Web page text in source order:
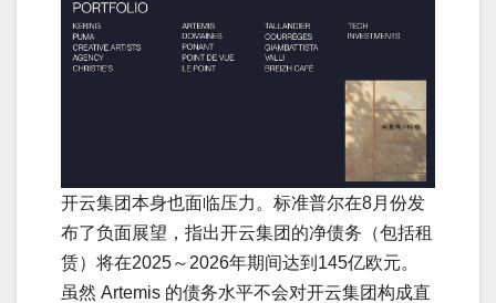
开云集团本身也面临压力。标准普尔在8月份发
布了负面展望，指出开云集团的净债务（包括租
赁）将在2025～2026年期间达到145亿欧元。
虽然 Artemis 的债务水平不会对开云集团构成直